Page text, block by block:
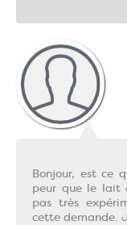
Bonjour, est ce
peur que le lait
pas très
cette demande.